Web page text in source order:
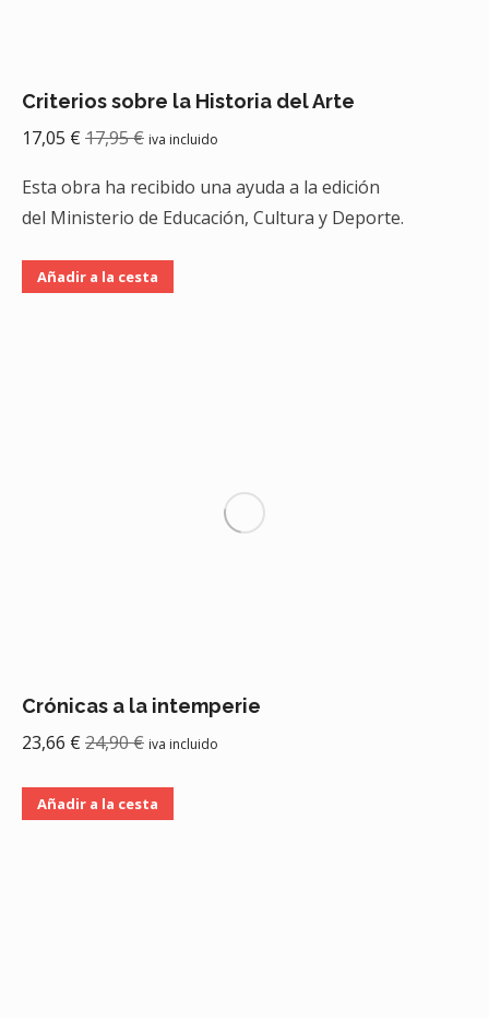
Criterios sobre la Historia del Arte
17,05 € 17,95€ iva incluido
Esta obra ha recibido una ayuda a la edición
del Ministerio de Educación, Cultura y Deporte.
Añadir a la cesta
Crónicas a la intemperie
23,66 € 24,90€ iva incluido
Añadir a la cesta